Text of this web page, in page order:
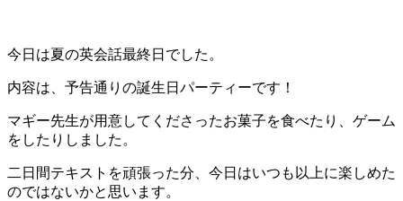
今日は夏の英会話最終日でした。
内容は、予告通りの誕生日パーティーです！
マギー先生が用意してくださったお菓子を食べたり、ゲーム
をしたりしました。
二日間テキストを頑張った分、今日はいつも以上に楽しめた
のではないかと思います。